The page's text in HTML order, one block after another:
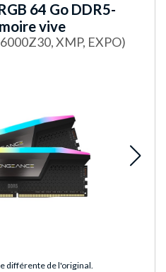
64 Go DDR5-
vive
XMP, EXPO)
différente de l'original.